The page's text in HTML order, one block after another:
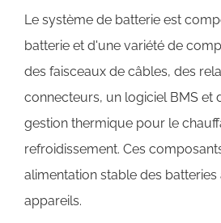
Le système de batterie est
batterie et d'une variété de
des faisceaux de câbles, des
connecteurs, un logiciel BMS et
gestion thermique pour le
refroidissement. Ces
alimentation stable des
appareils.